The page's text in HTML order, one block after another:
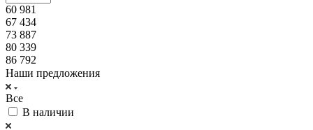
60 981
67 434
73 887
80 339
86 792
Наши предложения
Все
В наличии